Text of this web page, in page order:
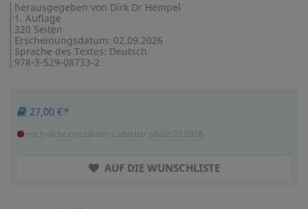
herausgegeben von Dirk Dr Hempel
1. Auflage
320 Seiten
Erscheinungsdatum: 02.09.2026
Sprache des Textes: Deutsch
978-3-529-08733-2
27,00 €*
noch nicht erschienen Lieferbar ab 02.09.2026
AUF DIE WUNSCHLISTE